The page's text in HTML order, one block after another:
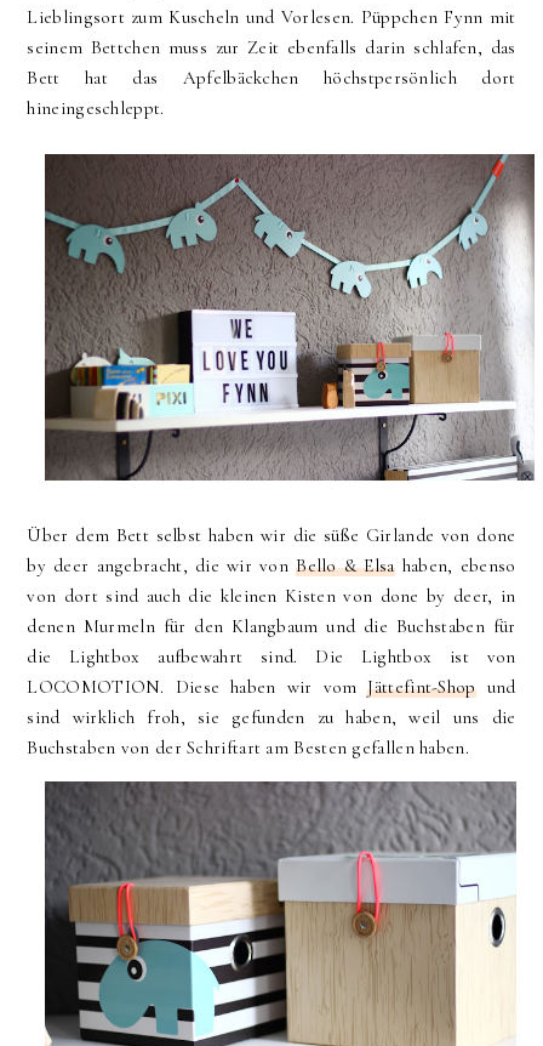
Lieblingsort zum Kuscheln und Vorlesen. Püppchen Fynn mit
seinem Bettchen muss zur Zeit ebenfalls darin schlafen, das
Bett hat das Apfelbäckchen höchstpersönlich dort
hineingeschleppt.
Über dem Bett selbst haben wir die süße Girlande von done
by deer angebracht, die wir vonBello & Elsahaben, ebenso
von dort sind auch die kleinen Kisten von done by deer, in
denen Murmeln für den Klangbaum und die Buchstaben für
die Lightbox aufbewahrt sind. Die Lightbox ist von
LOCOMOTION. Diese haben wir vomJättefint-Shopund
sind wirklich froh, sie gefunden zu haben, weil uns die
Buchstaben von der Schriftart am Besten gefallen haben.